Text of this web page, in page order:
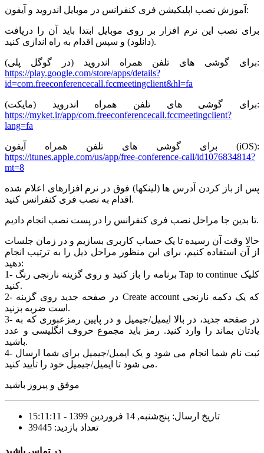
آموزش نصب اپلیکیشن فری کنفرانس در موبایل اندروید و آیفون:
برای نصب این نرم افزار بر روی موبایل ابتدا باید آن را دریافت
(دانلود) و سپس اقدام به راه اندازی کنید.
برای گوشی های تلفن همراه اندروید (در گوگل پلی):
https://play.google.com/store/apps/details?
id=com.freeconferencecall.fccmeetingclient&hl=fa
برای گوشی های تلفن همراه اندروید (مایکت):
https://myket.ir/app/com.freeconferencecall.fccmeetingclient?
lang=fa
برای گوشی های تلفن همراه آیفون (iOS):
https://itunes.apple.com/us/app/free-conference-call/id1076834814?
mt=8
پس از باز کردن آدرس ها (لینکها) فوق در نرم افزارهای اعلام شده
اقدام به نصب فری کنفرانس کنید.
تا بدین جا مراحل نصب فری کنفرانس را در پست نصب انجام دادیم.
حالا وقت آن رسیده تا یک حساب کاربری بسازیم و در زمان جلسات
از آن استفاده کنیم، برای این منظور مراحل ذیل را به ترتیب انجام
دهید:
1- برنامه را باز کنید و روی گزینه نارنجی رنگ Tap to continue کلیک
کنید.
2- در صفحه جدید روی گزینه Create account که یک دکمه نارنجی
است ضربه بزنید.
3- در صفحه جدید، در بالا ایمیل/جیمیل و در پایین رمزعبوری که به
یادتان بماند را وارد کنید. رمز باید مجموع حروف انگلیسی و عدد
باشید.
4- ثبت نام شما انجام می شود و یک ایمیل/جیمیل برای شما ارسال
می شود تا ایمیل/جیمیل خود را تأیید کنید.
موفق و پیروز باشید
تاریخ ارسال: پنج‌شنبه, 14 فروردین 1399 - 15:11:11
تعداد بازدید: 39445
در تماس باشید